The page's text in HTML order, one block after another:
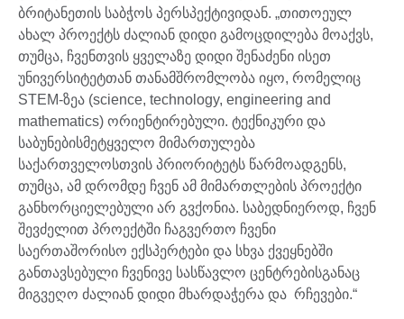
ბრიტანეთის საბჭოს პერსპექტივიდან. „თითოეულ
ახალ პროექტს ძალიან დიდი გამოცდილება მოაქვს,
თუმცა, ჩვენთვის ყველაზე დიდი შენაძენი ისეთ
უნივერსიტეტთან თანამშრომლობა იყო, რომელიც
STEM-ზეა (science, technology, engineering and
mathematics) ორიენტირებული. ტექნიკური და
საბუნებისმეტყველო მიმართულება
საქართველოსთვის პრიორიტეტს წარმოადგენს,
თუმცა, ამ დრომდე ჩვენ ამ მიმართლების პროექტი
განხორციელებული არ გვქონია. საბედნიეროდ, ჩვენ
შევძელით პროექტში ჩაგვერთო ჩვენი
საერთაშორისო ექსპერტები და სხვა ქვეყნებში
განთავსებული ჩვენივე სასწავლო ცენტრებისგანაც
მიგვეღო ძალიან დიდი მხარდაჭერა და რჩევები.“